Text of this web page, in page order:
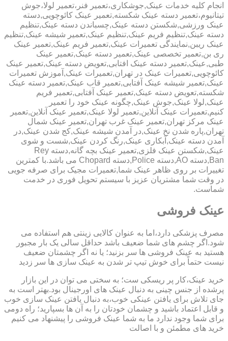
انجام کلیه خدمات عینک,جوشکاری،تعمیر فنر،تعمیر لولا،جوش
تیتانیوم،تعمیر دسته عینک شکسته,تعمیر عینک کائوچویی,دسته
عینک ورزشی,شکستن دسته عینک,چسباندن دسته عینک,تنظیم
دسته عینک,تنظیم فریم عینک,تنظیم عینک,تعمیر شیشه عینک,تنظیم
عینک ریبن,نمایندگی تعمیرات عینک,تعمیر فریم عینک,تعمیر عینک
ری بن,تعمیر تخصصی عینک,تعمیر دسته عینک,تعمیر عینک
طبی,عینک,تعمیر دسته عینک افتابی,تعویض دسته عینک,تعمیر عینک
کائوچویی,تعمیرات عینک در تهران,تعمیرات عینک,آموزش تعمیرات
عینک,تعمیر شیشه عینک آفتابی,تعمیر قاب عینک,تعمیر دسته عینک
شکسته,تعویض دسته عینک,تعمیر عینک آفتابی,تعمیر فریم
عینک,لولا عینک,جوش عینک,چگونه عینک خود را تعمیر
کنیم,تعمیرات عینک آنلاین,تعمیر لولا عینک,تعمیر عینک آنلاین,تعمیر
عینک مرکز تهران,تعمیر عینک غرب تهران,تعمیر عینک شمال
تهران,پاره شدن نخ عینک,در آمدن شیشه عینک,کج شدن عینک,در
آمدن دسته عینک,آبکاری عینک,رنگ کردن عینک,شست و شوی
عینک,شکستن عینک فلزی,تعمیر عینک بچه گانه,دسته Rey
Ban,دسته AO,دسته Police,دسته Chopard می باشد.با کمترین
تغییرات بر روی ظاهر عینک شما,تعمیرات مجیک برای صرفه جویی
در وقت شما مشتریان عزیز با سیستم تحویل فوری در خدمت
شماست.
عینک فروشی
مصرف پزشکی دارد،اما به عنوان کالایی زینتی هم استفاده می
شود.اگر چشم های شما ضعیف باشد حداقل سالی یک بار مجبور
هستید به عینک فروشی ها سر بزنید؛ یا نه اگر چشمتان ضعیف
نیست حتماً برای خوش تیپ تر شدن به عینک سازی ها سر زدید
خرید عینک،کار پر ریسکی ست؛ به سختی می توان در این بازار
پرشده از جنس چینی به دنبال عینک های اورجینال بود.بهتر است به
جای تلاش برای یافتن عینکی خوب،به دنبال یافتن عینک سازی خوب
و قابل اعتماد باشید و چشمان خودتان را به آن ها بسپارید؛ راه دومی
برای شما وجود ندارد ما به شما عینک فروشی را پیشنهاد می کنیم
خرید های مطمئن و با اصالت